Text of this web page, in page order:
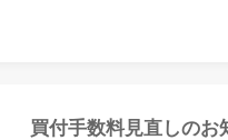
買付手数料見直しのお